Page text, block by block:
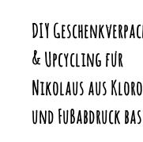
k
DIY
& Upcycling für
Nikolaus aus
und Fußabdruck